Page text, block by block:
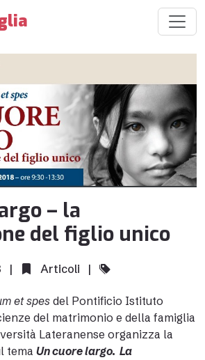
– la
del figlio unico
| Articoli |
et spesdel Pontificio Istituto
del matrimonio e della famiglia
Lateranense organizza la
tema Un cuore largo. La